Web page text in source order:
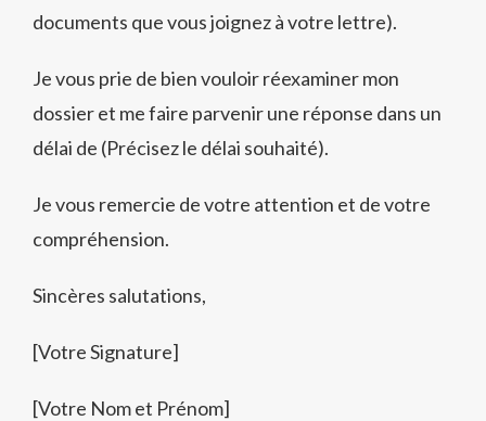
documents que vous joignez à votre lettre).
Je vous prie de bien vouloir réexaminer mon
dossier et me faire parvenir une réponse dans un
délai de (Précisez le délai souhaité).
Je vous remercie de votre attention et de votre
compréhension.
Sincères salutations,
[Votre Signature]
[Votre Nom et Prénom]